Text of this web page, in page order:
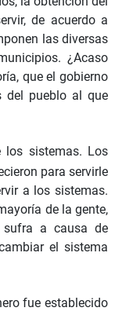
de acuerdo a
las diversas
¿Acaso
que el gobierno
del pueblo al que
los sistemas. Los
para servirle
a los sistemas.
de la gente,
sufra a causa de
el sistema
fue establecido